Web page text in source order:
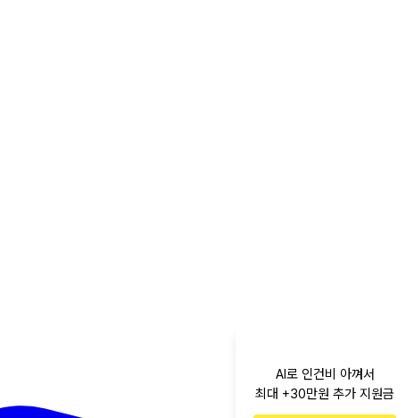
AI로 인건비 아껴서
최대 +30만원 추가 지원금